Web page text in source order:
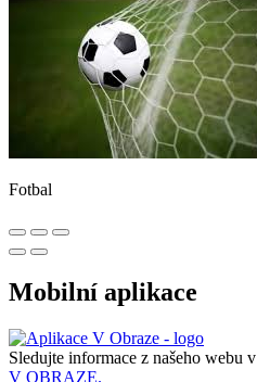
Fotbal
Mobilní aplikace
Sledujte informace z našeho webu v
V OBRAZE.